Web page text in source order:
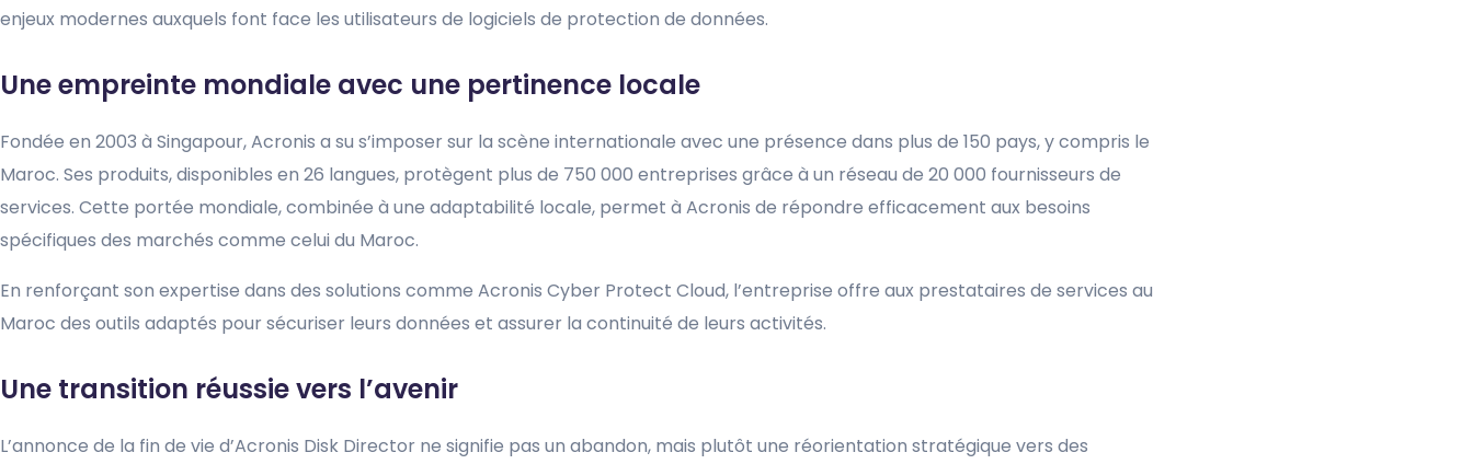
enjeux modernes auxquels font face les utilisateurs de logiciels de protection de données.
Une empreinte mondiale avec une pertinence locale
Fondée en 2003 à Singapour, Acronis a su s’imposer sur la scène internationale avec une présence dans plus de 150 pays, y compris le
Maroc. Ses produits, disponibles en 26 langues, protègent plus de 750 000 entreprises grâce à un réseau de 20 000 fournisseurs de
services. Cette portée mondiale, combinée à une adaptabilité locale, permet à Acronis de répondre efficacement aux besoins
spécifiques des marchés comme celui du Maroc.
En renforçant son expertise dans des solutions comme Acronis Cyber Protect Cloud, l’entreprise offre aux prestataires de services au
Maroc des outils adaptés pour sécuriser leurs données et assurer la continuité de leurs activités.
Une transition réussie vers l’avenir
L’annonce de la fin de vie d’Acronis Disk Director ne signifie pas un abandon, mais plutôt une réorientation stratégique vers des